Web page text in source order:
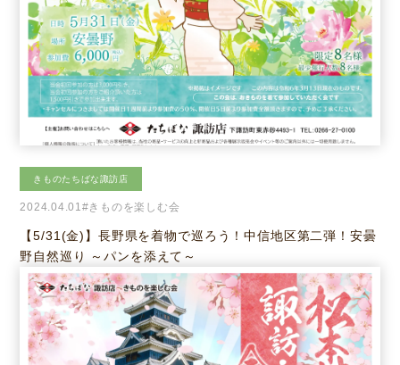
きものたちばな諏訪店
2024.04.01#きものを楽しむ会
【5/31(金)】長野県を着物で巡ろう！中信地区第二弾！安曇
野自然巡り ～パンを添えて～